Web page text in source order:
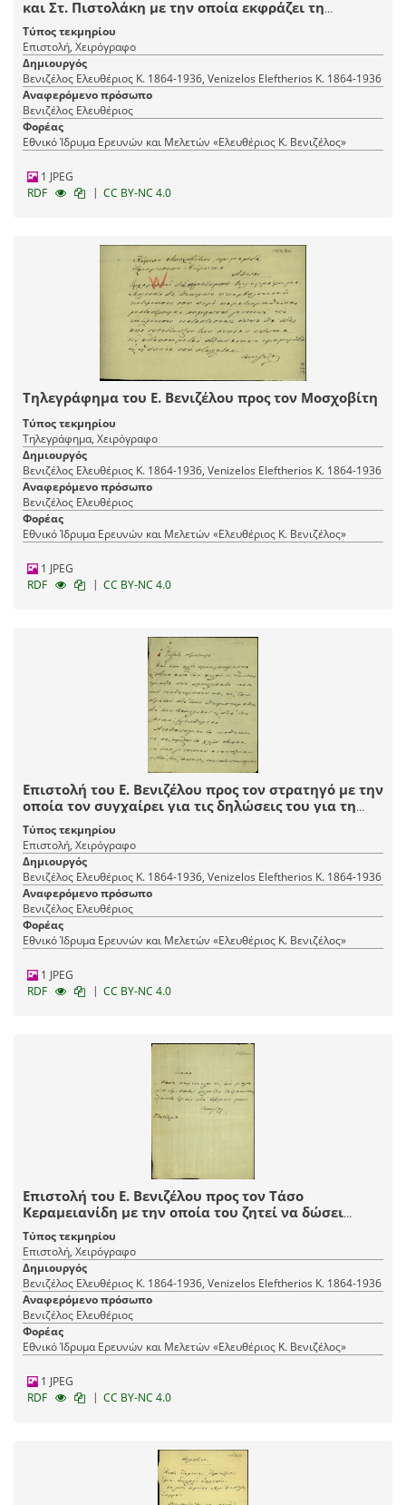
και Στ. Πιστολάκη με την οποία εκφράζει τη
συμπαράστασή του στο πένθος τους.
Τύπος τεκμηρίου
Επιστολή, Χειρόγραφο
Δημιουργός
Βενιζέλος Ελευθέριος Κ. 1864-1936, Venizelos Eleftherios K. 1864-1936
Αναφερόμενο πρόσωπο
Βενιζέλος Ελευθέριος
Φορέας
Εθνικό Ίδρυμα Ερευνών και Μελετών «Ελευθέριος Κ. Βενιζέλος»
1 JPEG
RDF
| CC BY-NC 4.0
Τηλεγράφημα του Ε. Βενιζέλου προς τον Μοσχοβίτη
Τύπος τεκμηρίου
Τηλεγράφημα, Χειρόγραφο
Δημιουργός
Βενιζέλος Ελευθέριος Κ. 1864-1936, Venizelos Eleftherios K. 1864-1936
Αναφερόμενο πρόσωπο
Βενιζέλος Ελευθέριος
Φορέας
Εθνικό Ίδρυμα Ερευνών και Μελετών «Ελευθέριος Κ. Βενιζέλος»
1 JPEG
RDF
| CC BY-NC 4.0
Επιστολή του Ε. Βενιζέλου προς τον στρατηγό με την
οποία τον συγχαίρει για τις δηλώσεις του για τη
Δημοκρατία.
Τύπος τεκμηρίου
Επιστολή, Χειρόγραφο
Δημιουργός
Βενιζέλος Ελευθέριος Κ. 1864-1936, Venizelos Eleftherios K. 1864-1936
Αναφερόμενο πρόσωπο
Βενιζέλος Ελευθέριος
Φορέας
Εθνικό Ίδρυμα Ερευνών και Μελετών «Ελευθέριος Κ. Βενιζέλος»
1 JPEG
RDF
| CC BY-NC 4.0
Επιστολή του Ε. Βενιζέλου προς τον Τάσο
Κεραμειανίδη με την οποία του ζητεί να δώσει
χρηματικό ποσό εκ μέρους του.
Τύπος τεκμηρίου
Επιστολή, Χειρόγραφο
Δημιουργός
Βενιζέλος Ελευθέριος Κ. 1864-1936, Venizelos Eleftherios K. 1864-1936
Αναφερόμενο πρόσωπο
Βενιζέλος Ελευθέριος
Φορέας
Εθνικό Ίδρυμα Ερευνών και Μελετών «Ελευθέριος Κ. Βενιζέλος»
1 JPEG
RDF
| CC BY-NC 4.0